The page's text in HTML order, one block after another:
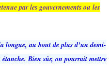
par les gouvernements ou les
longue, au bout de plus d’un demi-
étanche. Bien sûr, on pourrait mettre